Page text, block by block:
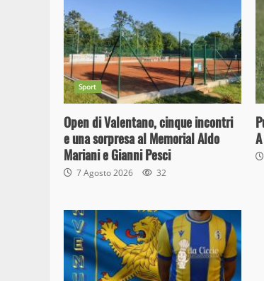
Sport
Open di Valentano, cinque incontri
e una sorpresa al Memorial Aldo
Mariani e Gianni Pesci
7 Agosto 2026 32